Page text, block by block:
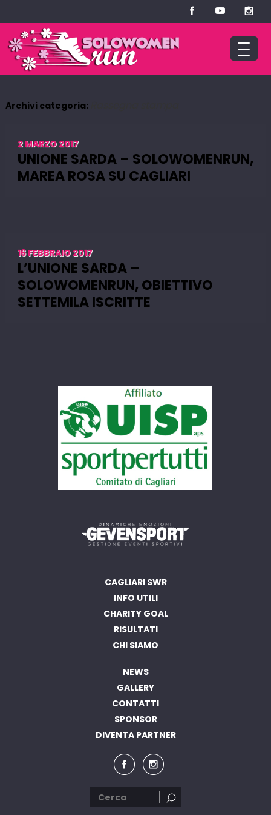
Archivi categoria:
2 MARZO 2017
UNIONE SARDA – SOLOWOMENRUN,
MAREA ROSA SU CAGLIARI
16 FEBBRAIO 2017
L’UNIONE SARDA –
SOLOWOMENRUN, OBIETTIVO
SETTEMILA ISCRITTE
CAGLIARI SWR
INFO UTILI
CHARITY GOAL
RISULTATI
CHI SIAMO
NEWS
GALLERY
CONTATTI
SPONSOR
DIVENTA PARTNER